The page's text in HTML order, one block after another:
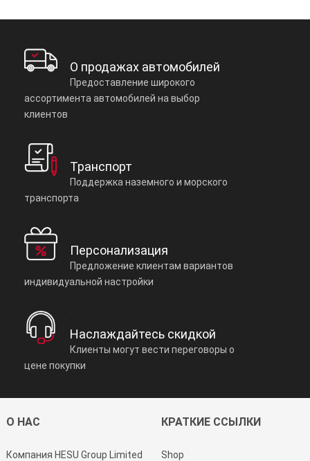
О продажах автомобилей
Предоставление широкого
ассортимента автомобилей на выбор
клиентов
Транспорт
Поддержка наземного и морского
транспорта
Персонализация
Предложение клиентам вариантов
индивидуальной настройки
Наслаждайтесь скидкой
Клиенты могут вести переговоры о
цене покупки
О НАС
Компания HESU Group Limited
КРАТКИЕ ССЫЛКИ
Shop